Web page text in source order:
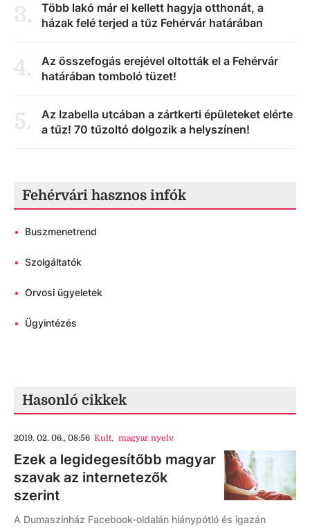
3.
Több lakó már el kellett hagyja otthonát, a
házak felé terjed a tűz Fehérvár határában
4.
Az összefogás erejével oltották el a Fehérvár
határában tomboló tüzet!
5.
Az Izabella utcában a zártkerti épületeket elérte
a tűz! 70 tűzoltó dolgozik a helyszínen!
Fehérvári hasznos infók
• Buszmenetrend
• Szolgáltatók
• Orvosi ügyeletek
• Ügyintézés
Hasonló cikkek
2019. 02. 06., 08:56 Kult, magyar nyelv
Ezek a legidegesítőbb magyar
szavak az internetezők
szerint
A Dumaszínház Facebook-oldalán hiánypótló és igazán